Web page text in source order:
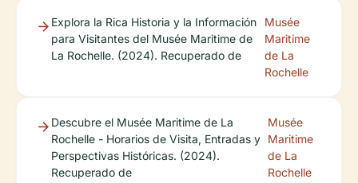
Explora la Rica Historia y la Información
para Visitantes del Musée Maritime de
La Rochelle. (2024). Recuperado de
Musée
Maritime
de La
Rochelle
Descubre el Musée Maritime de La
Rochelle - Horarios de Visita, Entradas y
Perspectivas Históricas. (2024).
Recuperado de
Musée
Maritime
de La
Rochelle